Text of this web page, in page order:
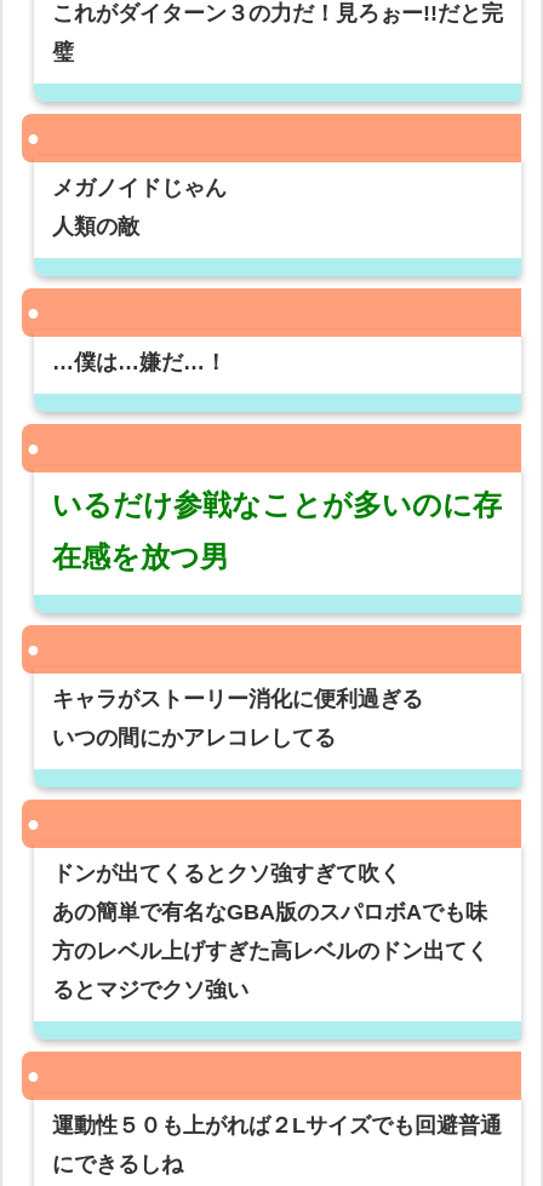
これがダイターン３の力だ！見ろぉー!!だと完
璧
メガノイドじゃん
人類の敵
…僕は…嫌だ…！
いるだけ参戦なことが多いのに存
在感を放つ男
キャラがストーリー消化に便利過ぎる
いつの間にかアレコレしてる
ドンが出てくるとクソ強すぎて吹く
あの簡単で有名なGBA版のスパロボAでも味
方のレベル上げすぎた高レベルのドン出てく
るとマジでクソ強い
運動性５０も上がれば２Lサイズでも回避普通
にできるしね